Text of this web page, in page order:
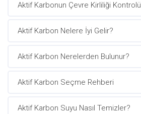
Aktif Karbonun Çevre Kirliliği Kontrolü
Aktif Karbon Nelere İyi Gelir?
Aktif Karbon Nerelerden Bulunur?
Aktif Karbon Seçme Rehberi
Aktif Karbon Suyu Nasıl Temizler?